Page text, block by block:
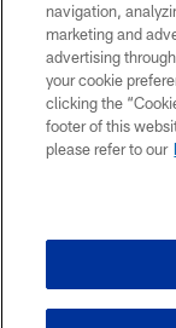
navigation,
marketing and
advertising
your cookie
clicking the
footer of this
please refer to our